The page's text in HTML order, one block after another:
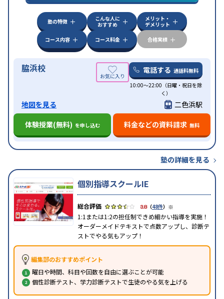
特徴
授業の振替可能オンライン対応1科目から受講可能
季節講習のみの受講可
塾の特徴
こんな人に
おすすめ
メリット・
デメリット
コース内容
コース料金 合格実績
脇浜校 電話する 通話料無料
10:00～22:00（日曜・祝日を除
く）
地図を見る
二色浜駅
体験授業(無料) を申し込む 料金などの資料請求 無料
塾の詳細を見る
個別指導スクールIE
3.8（48件） ※
1:1または1:2の担任制できめ細かい指導を実施！
オーダーメイドテキストで点数アップし、診断テ
ストでやる気もアップ！
編集部のおすすめポイント
曜日や時間、科目や回数を自由に選ぶことが可能
個性診断テスト、学力診断テストで生徒のやる気を上げる